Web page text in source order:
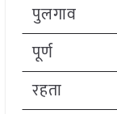
पुलगाव
पूर्ण
रहता